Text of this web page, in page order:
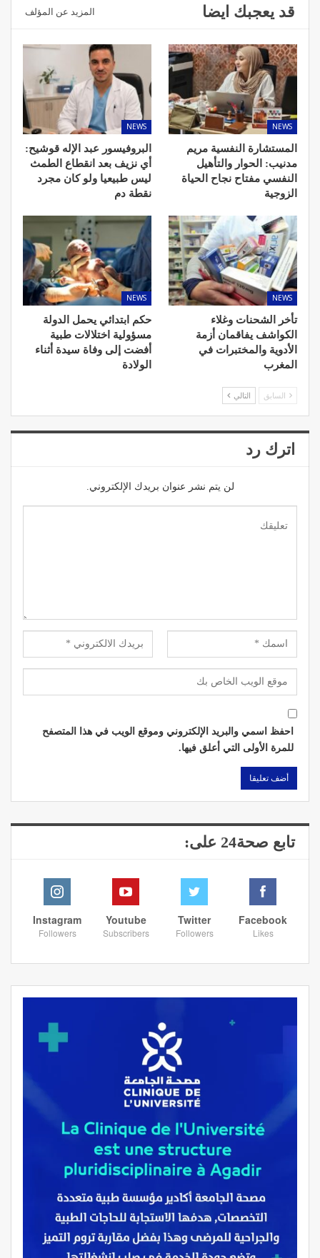
قد يعجبك ايضا المزيد عن المؤلف
NEWS
المستشارة النفسية مريم
مدنيب: الحوار والتأهيل
النفسي مفتاح نجاح الحياة
الزوجية
NEWS
البروفيسور عبد الإله قوشيح:
أي نزيف بعد انقطاع الطمث
ليس طبيعيا ولو كان مجرد
نقطة دم
NEWS
تأخر الشحنات وغلاء
الكواشف يفاقمان أزمة
الأدوية والمختبرات في
المغرب
NEWS
حكم ابتدائي يحمل الدولة
مسؤولية اختلالات طبية
أفضت إلى وفاة سيدة أثناء
الولادة
السابق التالي
اترك رد
لن يتم نشر عنوان بريدك الإلكتروني.
احفظ اسمي والبريد الإلكتروني وموقع الويب في هذا المتصفح
للمرة الأولى التي أعلق فيها.
تابع صحة24 على:
Facebook
Likes
Twitter
Followers
Youtube
Subscribers
Instagram
Followers